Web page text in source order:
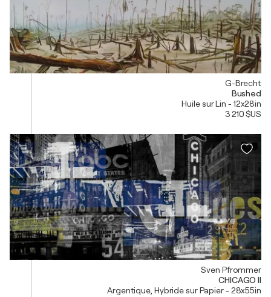
G-Brecht
Bushed
Huile sur Lin - 12x28in
3 210 $US
Sven Pfrommer
CHICAGO II
Argentique, Hybride sur Papier - 28x55in